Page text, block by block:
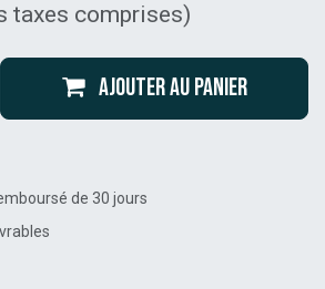
taxes comprises)
Ajouter au panier
de 30 jours